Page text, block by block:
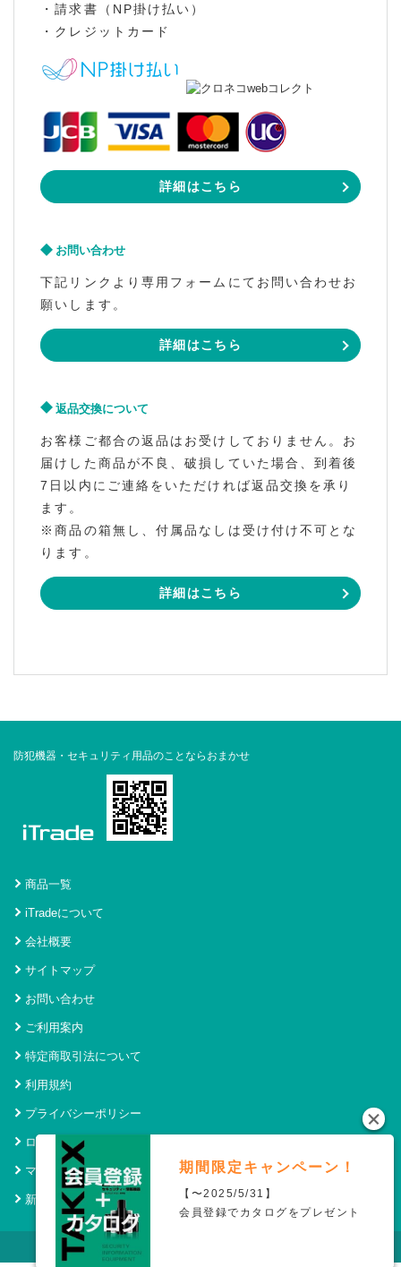
・請求書（NP掛け払い）
・クレジットカード
詳細はこちら
お問い合わせ
下記リンクより専用フォームにてお問い合わせお
願いします。
詳細はこちら
返品交換について
お客様ご都合の返品はお受けしておりません。お
届けした商品が不良、破損していた場合、到着後
7日以内にご連絡をいただければ返品交換を承り
ます。
※商品の箱無し、付属品なしは受け付け不可とな
ります。
詳細はこちら
防犯機器・セキュリティ用品のことならおまかせ
商品一覧
iTradeについて
会社概要
サイトマップ
お問い合わせ
ご利用案内
特定商取引法について
利用規約
プライバシーポリシー
ログイン
マイページ
新規会員登録
© 2021 アイトレード Powered by SecurityHouse.
期間限定キャンペーン！
【〜2025/5/31】
会員登録でカタログをプレゼント